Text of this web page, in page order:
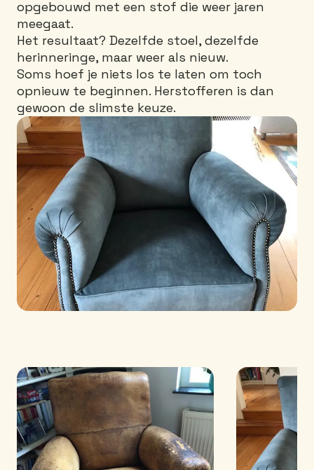
opgebouwd met een stof die weer jaren
meegaat.
Het resultaat? Dezelfde stoel, dezelfde
herinneringe, maar weer als nieuw.
Soms hoef je niets los te laten om toch
opnieuw te beginnen. Herstofferen is dan
gewoon de slimste keuze.